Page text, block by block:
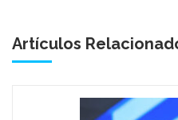
Artículos